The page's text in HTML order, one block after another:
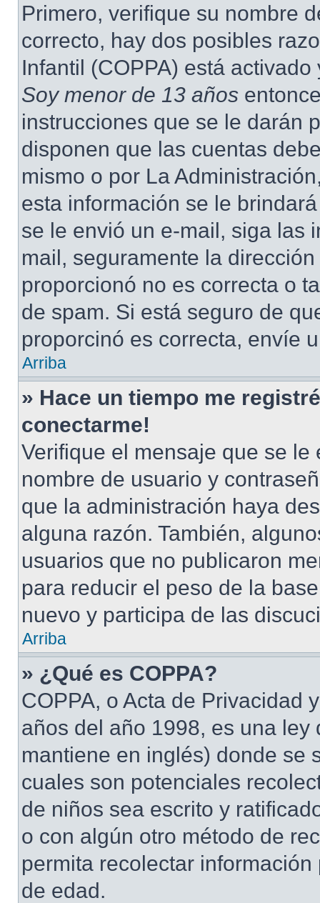
Primero, verifique su nombre
correcto, hay dos posibles
Infantil (COPPA) está
Soy menor de 13 años
instrucciones que se le darán
disponen que las cuentas
mismo o por La
esta información se le
se le envió un e-mail, siga las
mail, seguramente la
proporcionó no es correcta o
de spam. Si está seguro de
proporcinó es correcta, envíe
Arriba
» Hace un tiempo me
conectarme!
Verifique el mensaje que se
nombre de usuario y
que la administración haya
alguna razón. También,
usuarios que no publicaron
para reducir el peso de la
nuevo y participa de las
Arriba
» ¿Qué es COPPA?
COPPA, o Acta de Privacidad
años del año 1998, es una
mantiene en inglés) donde se
cuales son potenciales
de niños sea escrito y
o con algún otro método de
permita recolectar
de edad.